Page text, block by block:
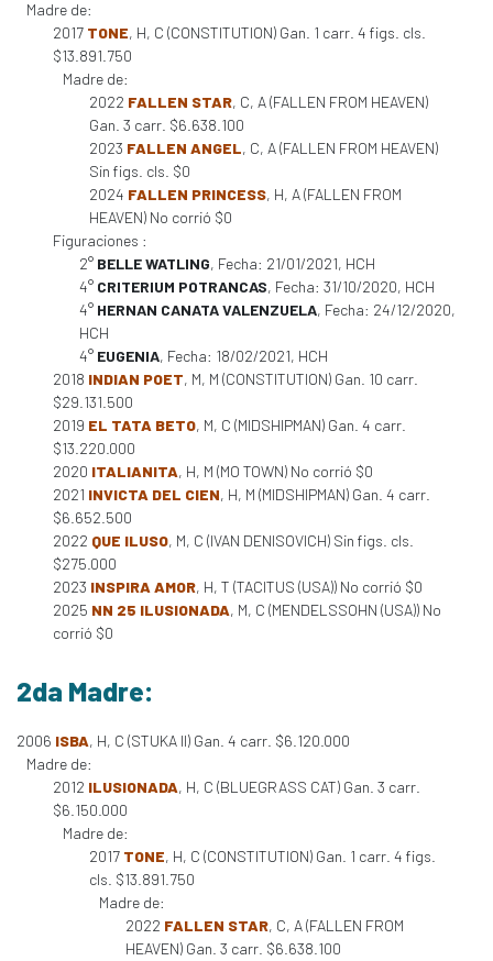
Madre de:
2017 TONE, H, C (CONSTITUTION) Gan. 1 carr. 4 figs. cls.
$13.891.750
Madre de:
2022 FALLEN STAR, C, A (FALLEN FROM HEAVEN)
Gan. 3 carr. $6.638.100
2023 FALLEN ANGEL, C, A (FALLEN FROM HEAVEN)
Sin figs. cls. $0
2024 FALLEN PRINCESS, H, A (FALLEN FROM
HEAVEN) No corrió $0
Figuraciones :
2° BELLE WATLING, Fecha: 21/01/2021, HCH
4° CRITERIUM POTRANCAS, Fecha: 31/10/2020, HCH
4° HERNAN CANATA VALENZUELA, Fecha: 24/12/2020,
HCH
4° EUGENIA, Fecha: 18/02/2021, HCH
2018 INDIAN POET, M, M (CONSTITUTION) Gan. 10 carr.
$29.131.500
2019 EL TATA BETO, M, C (MIDSHIPMAN) Gan. 4 carr.
$13.220.000
2020 ITALIANITA, H, M (MO TOWN) No corrió $0
2021 INVICTA DEL CIEN, H, M (MIDSHIPMAN) Gan. 4 carr.
$6.652.500
2022 QUE ILUSO, M, C (IVAN DENISOVICH) Sin figs. cls.
$275.000
2023 INSPIRA AMOR, H, T (TACITUS (USA)) No corrió $0
2025 NN 25 ILUSIONADA, M, C (MENDELSSOHN (USA)) No
corrió $0
2da Madre:
2006 ISBA, H, C (STUKA II) Gan. 4 carr. $6.120.000
Madre de:
2012 ILUSIONADA, H, C (BLUEGRASS CAT) Gan. 3 carr.
$6.150.000
Madre de:
2017 TONE, H, C (CONSTITUTION) Gan. 1 carr. 4 figs.
cls. $13.891.750
Madre de:
2022 FALLEN STAR, C, A (FALLEN FROM
HEAVEN) Gan. 3 carr. $6.638.100